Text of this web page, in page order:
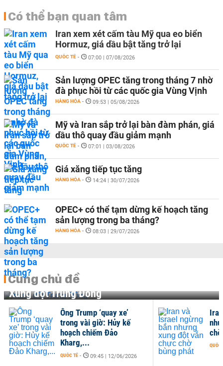
Có thể bạn quan tâm
Iran xem xét cấm tàu Mỹ qua eo biển
Hormuz, giá dầu bật tăng trở lại
QUỐC TẾ - 07:00 | 07/08/2026
Sản lượng OPEC tăng trong tháng 7 nhờ
đà phục hồi từ các quốc gia Vùng Vịnh
HÀNG HÓA - 09:53 | 05/08/2026
Mỹ và Iran sắp trở lại bàn đàm phán, giá
dầu thô quay đầu giảm mạnh
QUỐC TẾ - 07:01 | 03/08/2026
Giá xăng tiếp tục tăng
HÀNG HÓA - 14:24 | 30/07/2026
OPEC+ có thể tạm dừng kế hoạch tăng
sản lượng trong ba tháng?
HÀNG HÓA - 08:03 | 29/07/2026
Cùng chủ đề
Xung đột Trung Đông
Ông Trump ‘quay xe’
trong vài giờ: Hủy kế
hoạch chiếm Đảo
Kharg,...
QUỐC TẾ - 09:45 | 12/06/2026
QUỐC